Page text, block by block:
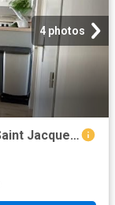
4 photos
Vente Appartement 3 pièces 72 m2 Saint Jacques de la Lande